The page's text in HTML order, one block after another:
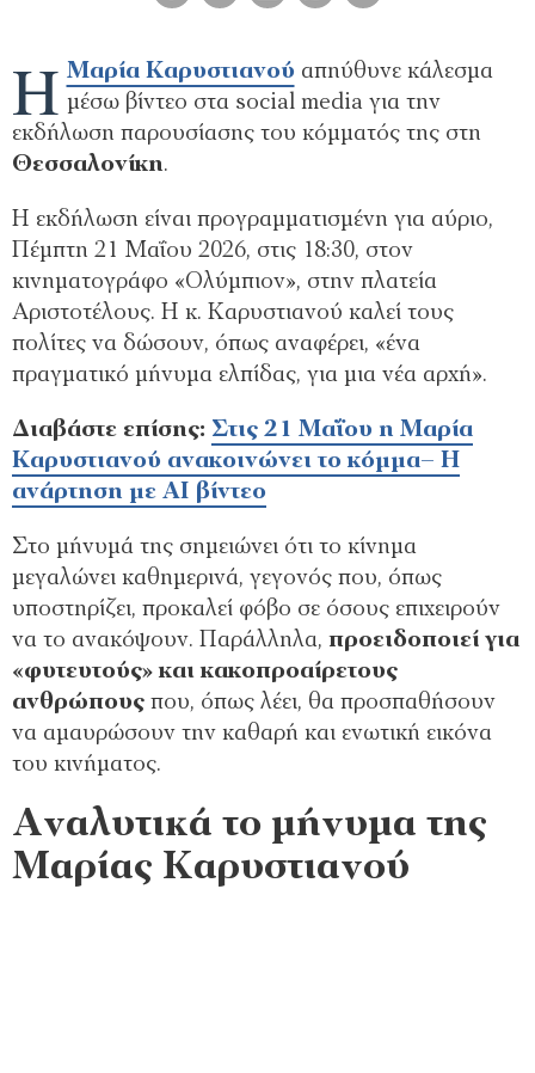
Η Μαρία Καρυστιανού απηύθυνε κάλεσμα
μέσω βίντεο στα social media για την
εκδήλωση παρουσίασης του κόμματός της στη
Θεσσαλονίκη.
Η εκδήλωση είναι προγραμματισμένη για αύριο,
Πέμπτη 21 Μαΐου 2026, στις 18:30, στον
κινηματογράφο «Ολύμπιον», στην πλατεία
Αριστοτέλους. Η κ. Καρυστιανού καλεί τους
πολίτες να δώσουν, όπως αναφέρει, «ένα
πραγματικό μήνυμα ελπίδας, για μια νέα αρχή».
Διαβάστε επίσης: Στις 21 Μαΐου η Μαρία
Καρυστιανού ανακοινώνει το κόμμα– Η
ανάρτηση με AI βίντεο
Στο μήνυμά της σημειώνει ότι το κίνημα
μεγαλώνει καθημερινά, γεγονός που, όπως
υποστηρίζει, προκαλεί φόβο σε όσους επιχειρούν
να το ανακόψουν. Παράλληλα, προειδοποιεί για
«φυτευτούς» και κακοπροαίρετους
ανθρώπους που, όπως λέει, θα προσπαθήσουν
να αμαυρώσουν την καθαρή και ενωτική εικόνα
του κινήματος.
Αναλυτικά το μήνυμα της
Μαρίας Καρυστιανού